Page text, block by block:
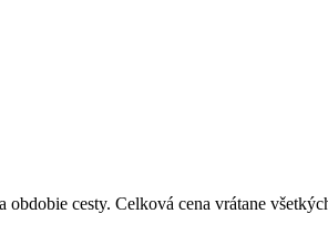
cesty. Celková cena vrátane